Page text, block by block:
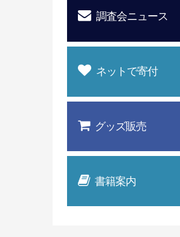
調査会ニュース
ネットで寄付
グッズ販売
書籍案内